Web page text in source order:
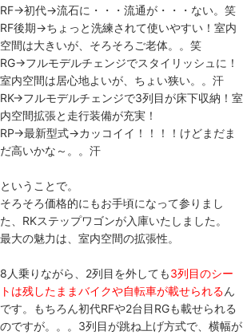
RF→初代→流石に・・・流通が・・・ない。笑
RF後期→ちょっと洗練されて使いやすい！室内
空間は大きいが、そろそろご老体。。笑
RG→フルモデルチェンジでスタイリッシュに！
室内空間は居心地よいが、ちょい狭い。。汗
RK→フルモデルチェンジで3列目が床下収納！室
内空間拡張と走行装備が充実！
RP→最新型式→カッコイイ！！！！けどまだま
だ高いかな～。。汗
ということで。
そろそろ価格的にもお手頃になって参りまし
た、RKステップワゴンが入庫いたしました。
最大の魅力は、室内空間の拡張性。
8人乗りながら、2列目を外しても3列目のシー
トは残したままバイクや自転車が載せられるん
です。もちろん初代RFや2台目RGも載せられる
のですが。。。3列目が跳ね上げ方式で、横幅が